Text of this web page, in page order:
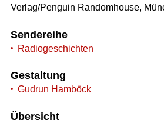
Verlag/Penguin Randomhouse,
Sendereihe
Radiogeschichten
Gestaltung
Gudrun Hamböck
Übersicht